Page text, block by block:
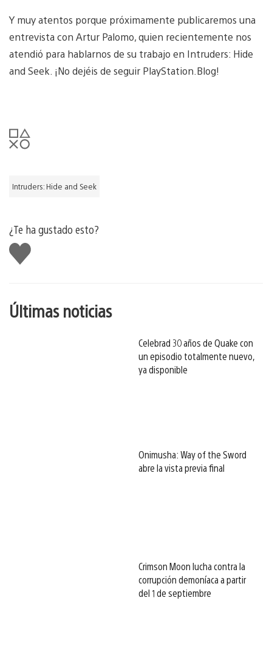
Y muy atentos porque próximamente publicaremos una
entrevista con Artur Palomo, quien recientemente nos
atendió para hablarnos de su trabajo en Intruders: Hide
and Seek. ¡No dejéis de seguir PlayStation.Blog!
Intruders: Hide and Seek
¿Te ha gustado esto?
Me
gusta
esto
Últimas noticias
Celebrad 30 años de Quake con
un episodio totalmente nuevo,
ya disponible
Onimusha: Way of the Sword
abre la vista previa final
Crimson Moon lucha contra la
corrupción demoníaca a partir
del 1 de septiembre